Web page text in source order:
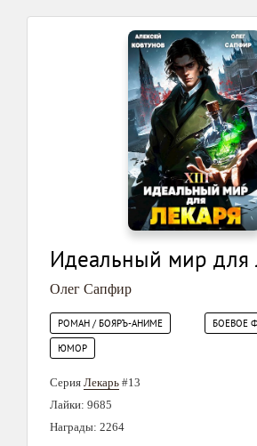
Идеальный мир для
Олег Сапфир
РОМАН / БОЯРЪ-АНИМЕ
БОЕВОЕ
ЮМОР
Серия Лекарь #13
Лайки: 9685
Награды: 2264